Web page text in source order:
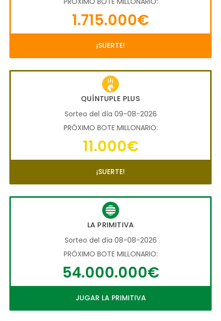
1.715.000€
¡SUERTE!
QUÍNTUPLE PLUS
Sorteo del día 09-08-2026
PRÓXIMO BOTE MILLONARIO:
11.000€
¡SUERTE!
LA PRIMITIVA
Sorteo del día 08-08-2026
PRÓXIMO BOTE MILLONARIO:
54.000.000€
JUGAR LA PRIMITIVA